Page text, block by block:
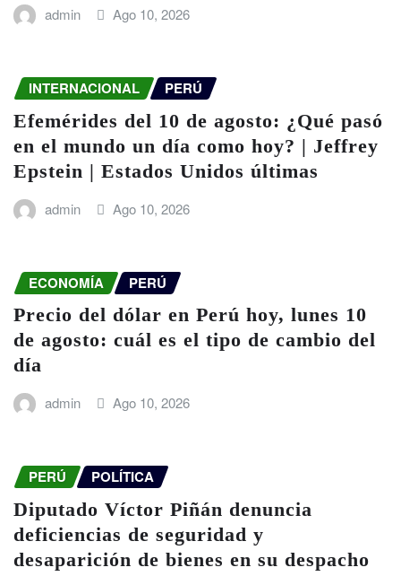
admin Ago 10, 2026
INTERNACIONAL PERÚ
Efemérides del 10 de agosto: ¿Qué pasó
en el mundo un día como hoy? | Jeffrey
Epstein | Estados Unidos últimas
admin Ago 10, 2026
ECONOMÍA PERÚ
Precio del dólar en Perú hoy, lunes 10
de agosto: cuál es el tipo de cambio del
día
admin Ago 10, 2026
PERÚ POLÍTICA
Diputado Víctor Piñán denuncia
deficiencias de seguridad y
desaparición de bienes en su despacho